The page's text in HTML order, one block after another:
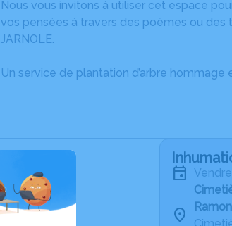
Nous vous invitons à utiliser cet espace
vos pensées à travers des poèmes ou des
JARNOLE.
Un service de plantation d’arbre hommage